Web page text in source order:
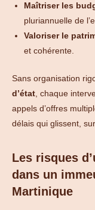
Maîtriser les
pluriannuelle de
Valoriser le
et cohérente.
Sans organisation
d’état , chaque
appels d’offres
délais qui glissent,
Les risques
dans un
Martinique